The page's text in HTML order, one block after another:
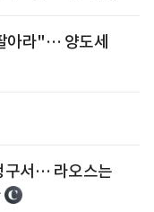
아라"… 양도세
구서… 라오스는